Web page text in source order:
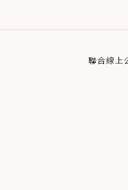
聯合線上